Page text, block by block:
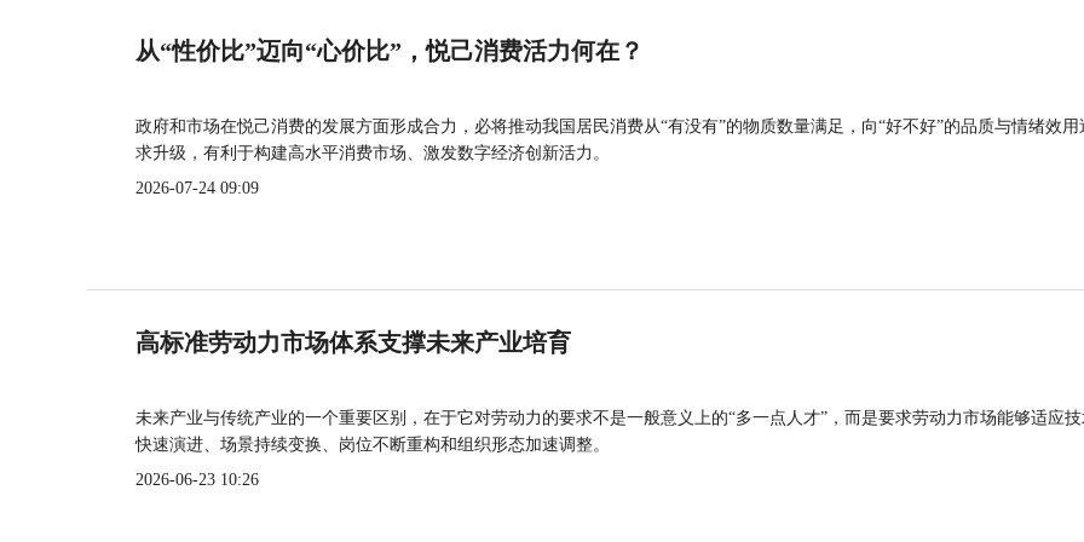
从“性价比”迈向“心价比”，悦己消费活力何在？
政府和市场在悦己消费的发展方面形成合力，必将推动我国居民消费从“有没有”的物质数量满足，向“好不好”的品质与情绪效用
求升级，有利于构建高水平消费市场、激发数字经济创新活力。
2026-07-24 09:09
高标准劳动力市场体系支撑未来产业培育
未来产业与传统产业的一个重要区别，在于它对劳动力的要求不是一般意义上的“多一点人才”，而是要求劳动力市场能够适应
快速演进、场景持续变换、岗位不断重构和组织形态加速调整。
2026-06-23 10:26